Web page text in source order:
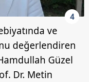
yer alan panel
ilişkin detaylı bilgi
Bilgilendirme
Kanunu uyarınca
4
ve
değerlendiren
Güzel
Dr. Metin